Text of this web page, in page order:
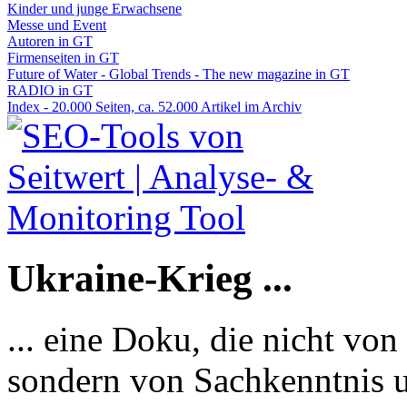
Kinder und junge Erwachsene
Messe und Event
Autoren in GT
Firmenseiten in GT
Future of Water - Global Trends - The new magazine in GT
RADIO in GT
Index - 20.000 Seiten, ca. 52.000 Artikel im Archiv
Ukraine-Krieg ...
... eine Doku, die nicht
sondern von Sachkenntnis